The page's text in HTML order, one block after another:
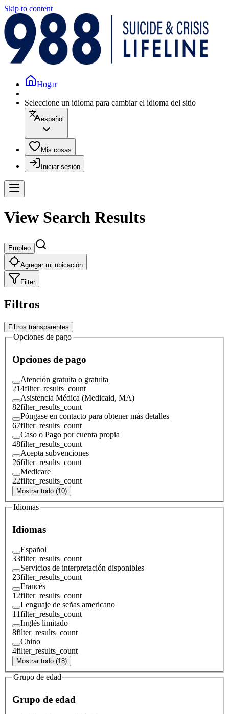
Skip to content
Hogar
Seleccione un idioma para cambiar el idioma del sitio
español
Mis cosas
Iniciar sesión
View Search Results
Empleo
Agregar mi ubicación
Filter
Filtros
Filtros transparentes
Opciones de pago
Opciones de pago
Atención gratuita o gratuita
214filter_results_count
Asistencia Médica (Medicaid, MA)
82filter_results_count
Póngase en contacto para obtener más detalles
67filter_results_count
Caso o Pago por cuenta propia
48filter_results_count
Acepta subvenciones
26filter_results_count
Medicare
22filter_results_count
Mostrar todo (10)
Idiomas
Idiomas
Español
33filter_results_count
Servicios de interpretación disponibles
23filter_results_count
Francés
12filter_results_count
Lenguaje de señas americano
11filter_results_count
Inglés limitado
8filter_results_count
Chino
4filter_results_count
Mostrar todo (18)
Grupo de edad
Grupo de edad